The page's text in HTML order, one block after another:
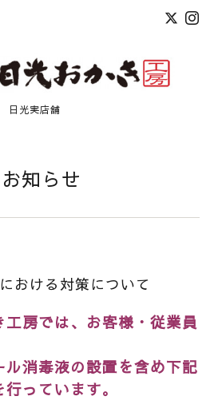
日光実店舗
知らせ
おける対策について
房では、お客様・従業員
消毒液の設置を含め下記
っています。